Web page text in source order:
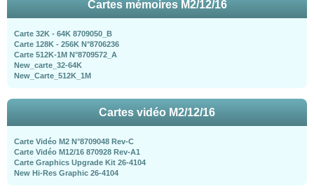
Cartes mémoires M2/12/16
Carte 32K - 64K 8709050_B
Carte 128K - 256K N°8706236
Carte 512K-1M N°8709572_A
New_carte_32-64K
New_Carte_512K_1M
Cartes vidéo M2/12/16
Carte Vidéo M2 N°8709048 Rev-C
Carte Vidéo M12/16 870928 Rev-A1
Carte Graphics Upgrade Kit 26-4104
New Hi-Res Graphic 26-4104